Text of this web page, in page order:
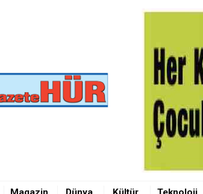
18:03 - MHP Maltepe'den Kaymakam'a ziyaret
18:09 - Emre Gün'den Maltepe Kaymakamı Akçay'a